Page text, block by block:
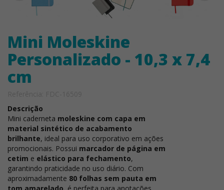
Mini Moleskine
Personalizado - 10,3 x 7,4
cm
Descrição
Mini caderneta moleskine com capa em
material sintético de acabamento
brilhante, ideal para uso corporativo em ações
promocionais. Possui marcador de página em
cetim e elástico para fechamento,
garantindo praticidade no uso diário. Com
aproximadamente 80 folhas sem pauta em